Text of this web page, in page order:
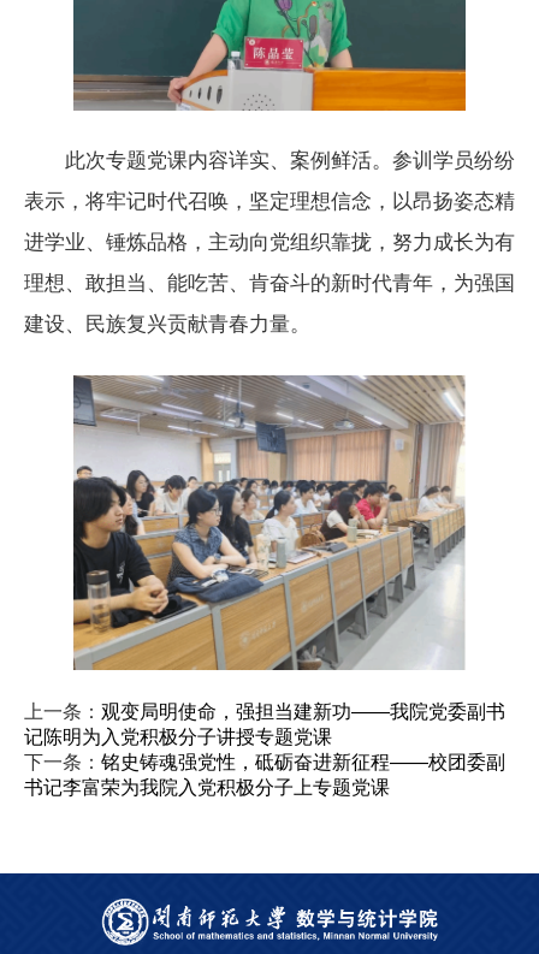
此次专题党课内容详实、案例鲜活。参训学员纷纷
表示，将牢记时代召唤，坚定理想信念，以昂扬姿态精
进学业、锤炼品格，主动向党组织靠拢，努力成长为有
理想、敢担当、能吃苦、肯奋斗的新时代青年，为强国
建设、民族复兴贡献青春力量。
上一条： 观变局明使命，强担当建新功——我院党委副书
记陈明为入党积极分子讲授专题党课
下一条： 铭史铸魂强党性，砥砺奋进新征程——校团委副
书记李富荣为我院入党积极分子上专题党课